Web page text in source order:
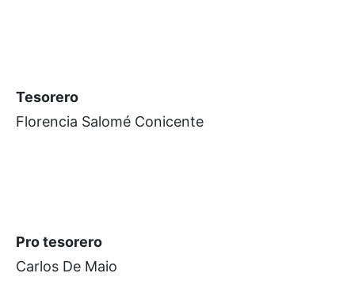
Tesorero
Florencia Salomé Conicente
Pro tesorero
Carlos De Maio